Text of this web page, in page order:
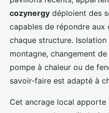
cozynergy déploient des
capables de répondre
chaque structure.
montagne, changement
pompe à chaleur ou de
savoir-faire est adapté à
Cet ancrage local apporte